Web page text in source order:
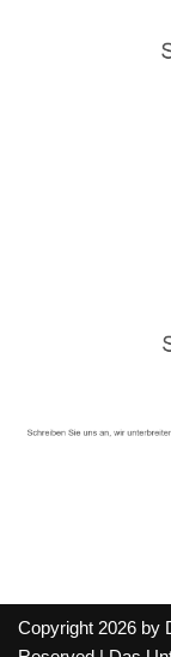
Copyright 2026 by